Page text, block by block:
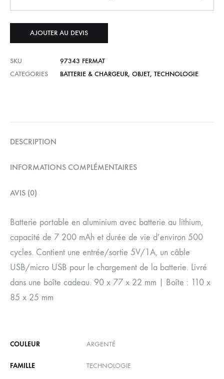
AJOUTER AU DEVIS
SKU
97343 FERMAT
CATEGORIES
BATTERIE & CHARGEUR, OBJET, TECHNOLOGIE
DESCRIPTION
INFORMATIONS COMPLÉMENTAIRES
AVIS (0)
Batterie portable en aluminium avec batterie au lithium,
capacité de 7 200 mAh et durée de vie d’environ 500
cycles. Contient une entrée/sortie 5V/1A, un câble
USB/micro USB pour le chargement de la batterie. Livré
dans une boîte cadeau. 90 x 77 x 22 mm | Boîte : 110 x
85 x 25 mm
COULEUR ARGENTÉ
FAMILLE TECHNOLOGIE